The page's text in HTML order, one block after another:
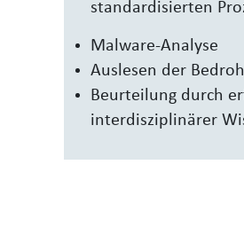
standardisierten
Malware-Analyse
Auslesen der
Beurteilung durch
interdisziplinärer